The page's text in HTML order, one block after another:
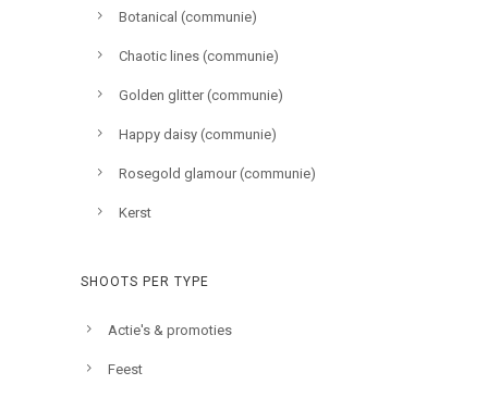
Botanical (communie)
Chaotic lines (communie)
Golden glitter (communie)
Happy daisy (communie)
Rosegold glamour (communie)
Kerst
SHOOTS PER TYPE
Actie's & promoties
Feest